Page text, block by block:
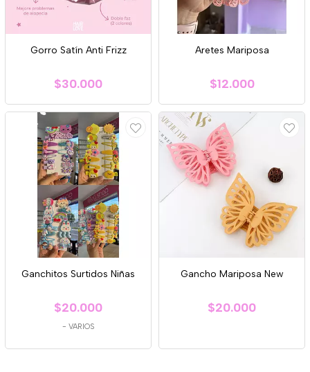
Gorro Satín Anti Frizz
$30.000
Aretes Mariposa
$12.000
Ganchitos Surtidos Niñas
$20.000
- VARIOS
Gancho Mariposa New
$20.000